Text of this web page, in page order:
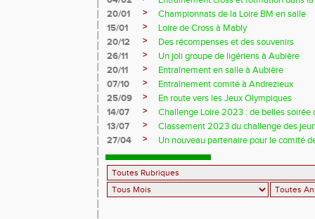
20/01
>
Championnats de la Loire BM en salle
15/01
>
Loire de Cross à Mably
20/12
>
Des récompenses et des souvenirs
26/11
>
Un joli groupe de ligériens à Aubière
20/11
>
Entraînement en salle à Aubière
07/10
>
Entraînement comité à Andrezieux
25/09
>
En route vers les Jeux Olympiques
14/07
>
Challenge Loire 2023 : de belles soirée
13/07
>
Classement 2023 du challenge des
27/04
> Un nouveau partenaire pour le comité